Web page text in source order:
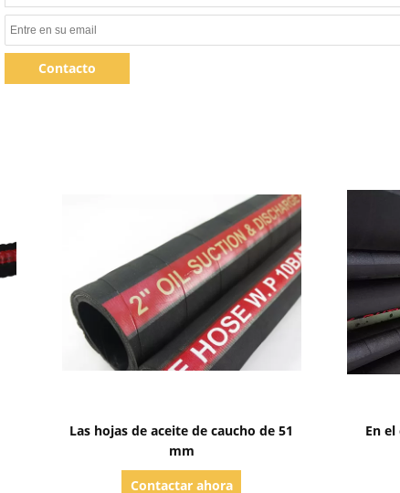
Contacto
Las hojas de aceite de caucho de 51
mm
Contactar ahora
En